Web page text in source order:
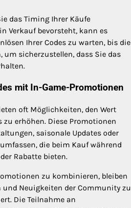
das Timing Ihrer Käufe
Verkauf bevorsteht, kann es
Ihrer Codes zu warten, bis die
um sicherzustellen, dass Sie das
mit In-Game-Promotionen
oft Möglichkeiten, den Wert
zu erhöhen. Diese Promotionen
saisonale Updates oder
die beim Kauf während
Rabatte bieten.
zu kombinieren, bleiben
Neuigkeiten der Community zu
Die Teilnahme an